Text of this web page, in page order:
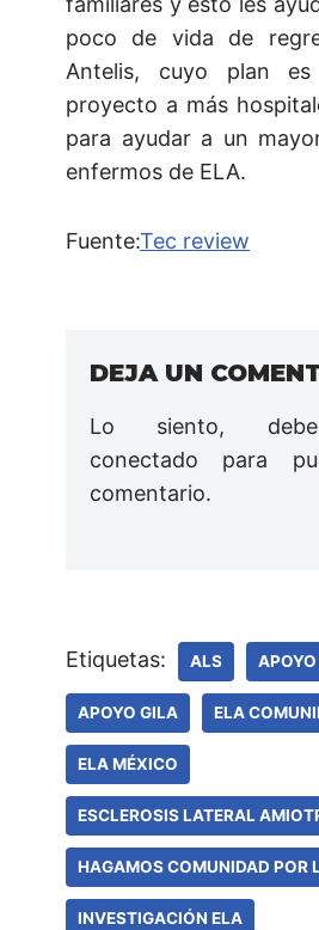
poco de vida de
Antelis, cuyo plan
proyecto a más
para ayudar a un
enfermos de ELA.
Fuente:Tec review
DEJA UN
Lo siento,
conectado para
comentario.
Etiquetas: ALS
APOYO GILA ELA
ELA MÉXICO
ESCLEROSIS LATERAL
HAGAMOS COMUNIDAD POR
INVESTIGACIÓN ELA